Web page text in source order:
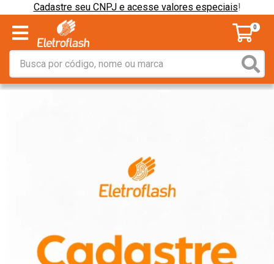
Cadastre seu CNPJ e acesse valores especiais!
0